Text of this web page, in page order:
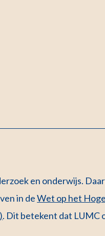
en onderwijs.
in deWet op het
. Dit betekent dat LUMC